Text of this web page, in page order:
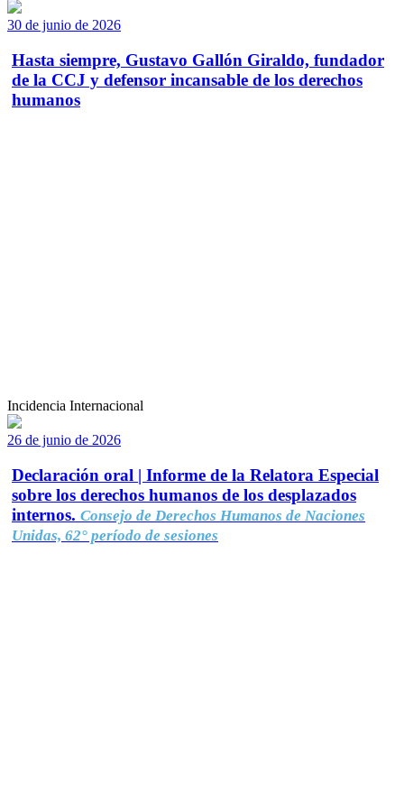
30 de junio de 2026
Hasta siempre, Gustavo Gallón Giraldo, fundador
de la CCJ y defensor incansable de los derechos
humanos
Incidencia Internacional
26 de junio de 2026
Declaración oral | Informe de la Relatora Especial
sobre los derechos humanos de los desplazados
internos. Consejo de Derechos Humanos de Naciones
Unidas, 62° período de sesiones